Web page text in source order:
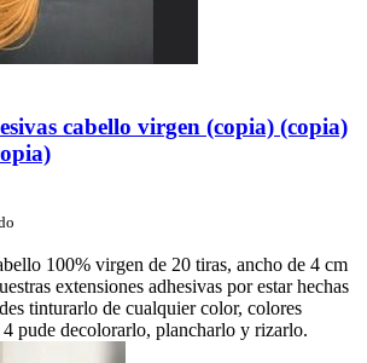
cabello virgen (copia) (copia)
100% virgen de 20 tiras, ancho de 4 cm
extensiones adhesivas por estar hechas
tinturarlo de cualquier color, colores
pude decolorarlo, plancharlo y rizarlo.